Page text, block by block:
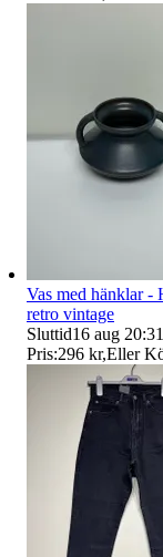
Vas med hänklar
retro vintage
Sluttid16 aug 20:31
Pris:296 kr,Eller